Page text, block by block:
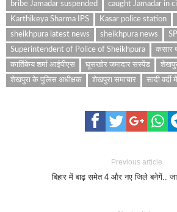
bribe Jamadar suspended
caught Jamadar in
Karthikeya Sharma IPS
Kasar police station
sheikhpura latest news
sheikhpura news
Superintendent of Police of Sheikhpura
कसार
कार्तिकेय शर्मा आईपीएस
घूसखोर जमादार सस्पेंड
शेखपुरा के पुलिस अधीक्षक
शेखपुरा समाचार सादी
Previous article
बिहार में बाढ़ समेत 4 और नए जिले बनेगें..